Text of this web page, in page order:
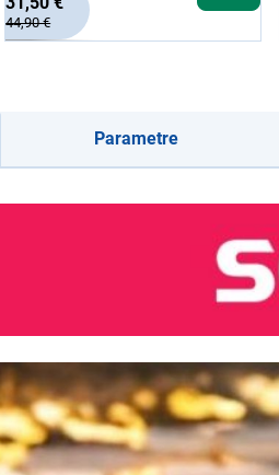
44,90 €
Parametre